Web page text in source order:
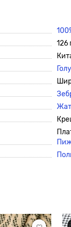
126